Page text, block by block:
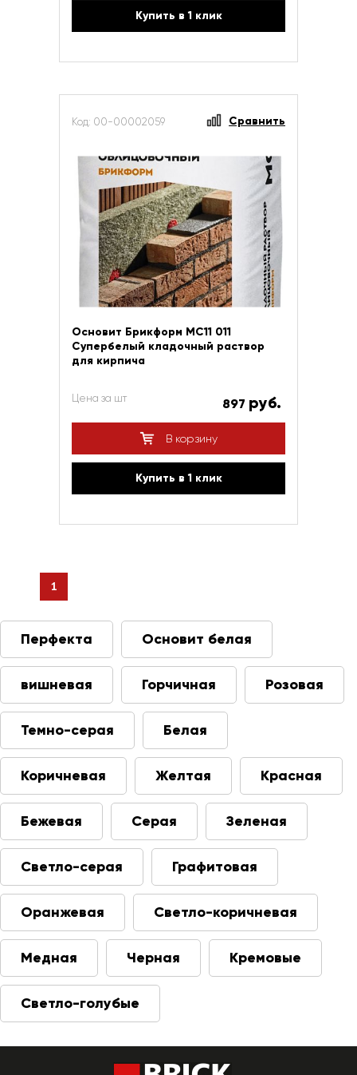
Купить в 1 клик
Код: 00-00002059 Сравнить
Основит Брикформ МС11 011
Супербелый кладочный раствор
для кирпича
Цена за шт 897 руб.
В корзину
Купить в 1 клик
1
Перфекта Основит белая
вишневая Горчичная Розовая
Темно-серая Белая
Коричневая Желтая Красная
Бежевая Серая Зеленая
Светло-серая Графитовая
Оранжевая Светло-коричневая
Медная Черная Кремовые
Светло-голубые